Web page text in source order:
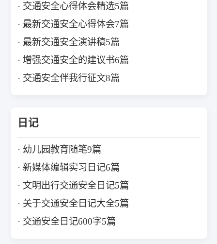
交通安全心得体会精选5篇
最新交通安全心得体会7篇
最新交通安全演讲稿5篇
增强交通安全的建议书6篇
交通安全伴我行征文8篇
日记
幼儿园教育随笔9篇
新媒体编辑实习日记6篇
文明出行交通安全日记5篇
关于交通安全日记大全5篇
交通安全日记600字5篇